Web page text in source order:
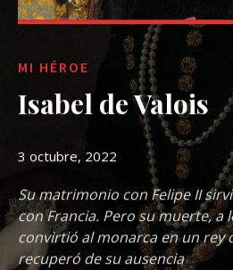
MI HÉROE
Isabel de Valois
3 octubre, 2022
Su matrimonio con Felipe II
con Francia. Pero su muerte, a
convirtió al monarca en un rey
recuperó de su ausencia